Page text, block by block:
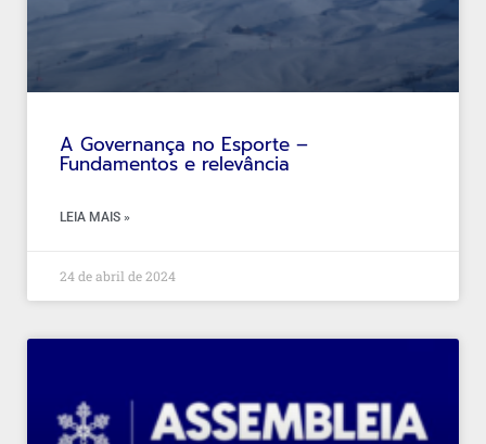
A Governança no Esporte –
Fundamentos e relevância
LEIA MAIS »
24 de abril de 2024